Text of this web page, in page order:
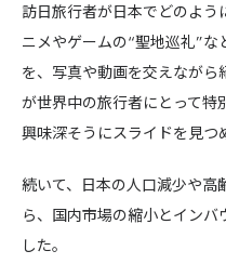
訪日旅行者が日本でどのよ
ニメやゲームの“聖地巡礼”
を、写真や動画を交えなが
が世界中の旅行者にとって特
興味深そうにスライドを見つ
続いて、日本の人口減少や
ら、国内市場の縮小とイン
した。